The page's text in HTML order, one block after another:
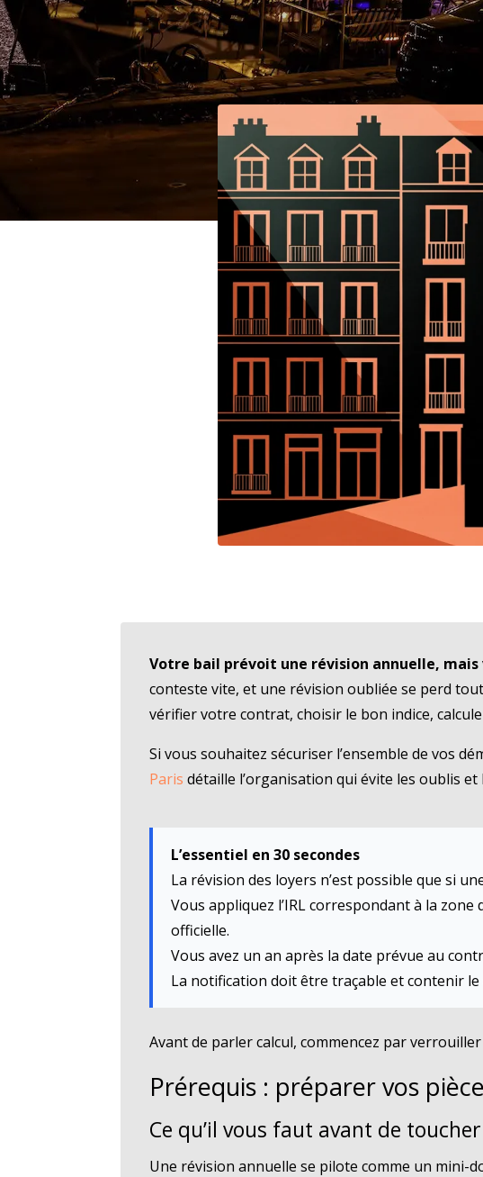
Votre bail prévoit une révision annuelle, mais
conteste vite, et une révision oubliée se perd
vérifier votre contrat, choisir le bon indice,
Si vous souhaitez sécuriser l’ensemble de vos
Paris détaille l’organisation qui évite les oublis et
L’essentiel en 30 secondes
La révision des loyers n’est possible que si
Vous appliquez l’IRL correspondant à la
officielle.
Vous avez un an après la date prévue au
La notification doit être traçable et contenir
Avant de parler calcul, commencez par
Prérequis : préparer vos
Ce qu’il vous faut avant de
Une révision annuelle se pilote comme un mini-